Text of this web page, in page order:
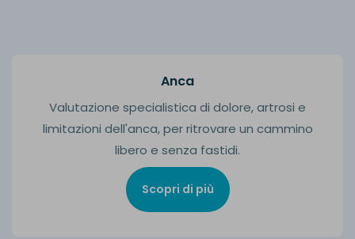
Anca
Valutazione specialistica di dolore, artrosi e
limitazioni dell'anca, per ritrovare un cammino
libero e senza fastidi.
Scopri di più